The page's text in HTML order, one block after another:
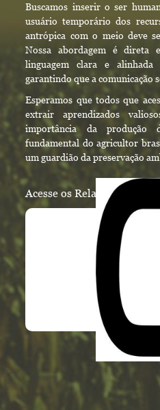
Buscamos inserir o ser
usuário temporário dos
antrópica com o meio deve
Nossa abordagem é direta
linguagem clara e
garantindo que a comunicação
Esperamos que todos que
extrair aprendizados
importância da
fundamental do agricultor
um guardião da preservação
Acesse os Relatórios